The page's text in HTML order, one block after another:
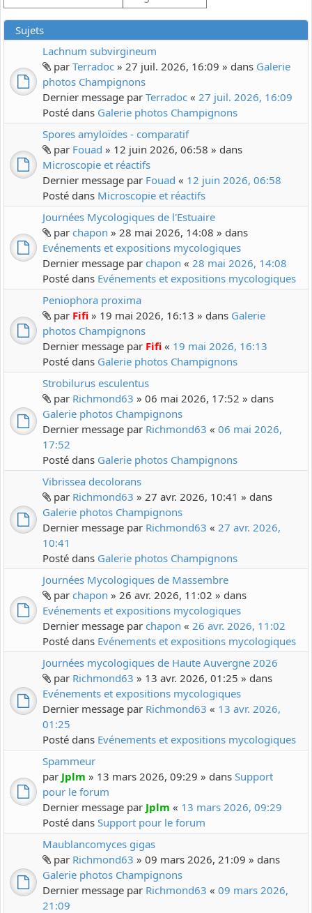
Sujets
Lachnum subvirgineum
par Terradoc » 27 juil. 2026, 16:09 » dans Galerie
photos Champignons
Dernier message par Terradoc « 27 juil. 2026, 16:09
Posté dans Galerie photos Champignons
Spores amyloïdes - comparatif
par Fouad » 12 juin 2026, 06:58 » dans
Microscopie et réactifs
Dernier message par Fouad « 12 juin 2026, 06:58
Posté dans Microscopie et réactifs
Journées Mycologiques de l'Estuaire
par chapon » 28 mai 2026, 14:08 » dans
Evénements et expositions mycologiques
Dernier message par chapon « 28 mai 2026, 14:08
Posté dans Evénements et expositions mycologiques
Peniophora proxima
par Fifi » 19 mai 2026, 16:13 » dans Galerie
photos Champignons
Dernier message par Fifi « 19 mai 2026, 16:13
Posté dans Galerie photos Champignons
Strobilurus esculentus
par Richmond63 » 06 mai 2026, 17:52 » dans
Galerie photos Champignons
Dernier message par Richmond63 « 06 mai 2026,
17:52
Posté dans Galerie photos Champignons
Vibrissea decolorans
par Richmond63 » 27 avr. 2026, 10:41 » dans
Galerie photos Champignons
Dernier message par Richmond63 « 27 avr. 2026,
10:41
Posté dans Galerie photos Champignons
Journées Mycologiques de Massembre
par chapon » 26 avr. 2026, 11:02 » dans
Evénements et expositions mycologiques
Dernier message par chapon « 26 avr. 2026, 11:02
Posté dans Evénements et expositions mycologiques
Journées mycologiques de Haute Auvergne 2026
par Richmond63 » 13 avr. 2026, 01:25 » dans
Evénements et expositions mycologiques
Dernier message par Richmond63 « 13 avr. 2026,
01:25
Posté dans Evénements et expositions mycologiques
Spammeur
par Jplm » 13 mars 2026, 09:29 » dans Support
pour le forum
Dernier message par Jplm « 13 mars 2026, 09:29
Posté dans Support pour le forum
Maublancomyces gigas
par Richmond63 » 09 mars 2026, 21:09 » dans
Galerie photos Champignons
Dernier message par Richmond63 « 09 mars 2026,
21:09